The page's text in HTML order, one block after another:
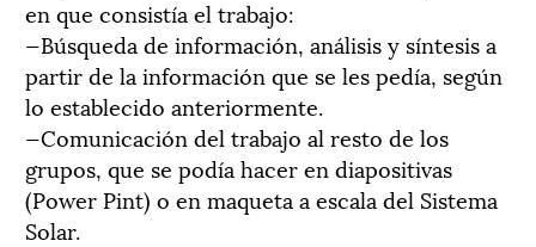
en que consistía el trabajo:
—Búsqueda de información, análisis y síntesis a
partir de la información que se les pedía, según
lo establecido anteriormente.
—Comunicación del trabajo al resto de los
grupos, que se podía hacer en diapositivas
(Power Pint) o en maqueta a escala del Sistema
Solar.